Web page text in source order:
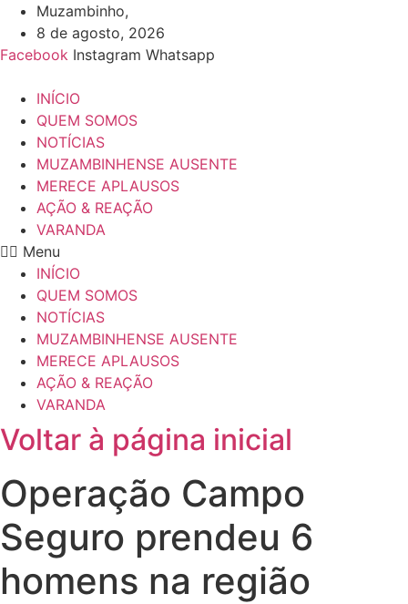
para
o
Muzambinho,
8 de agosto, 2026
Facebook Instagram Whatsapp
INÍCIO
QUEM SOMOS
NOTÍCIAS
MUZAMBINHENSE AUSENTE
MERECE APLAUSOS
AÇÃO & REAÇÃO
VARANDA
Menu
INÍCIO
QUEM SOMOS
NOTÍCIAS
MUZAMBINHENSE AUSENTE
MERECE APLAUSOS
AÇÃO & REAÇÃO
VARANDA
Voltar à página inicial
Operação Campo
Seguro prendeu 6
homens na região